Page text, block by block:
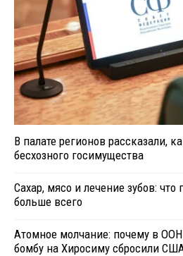
В палате регионов рассказали,
бесхозного госимущества
Сахар, мясо и лечение зубов:
больше всего
Атомное молчание: почему в
бомбу на Хиросиму сбросили